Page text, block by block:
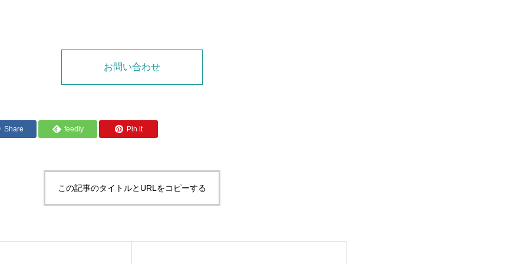
お問い合わせ
Share feedly Pin it
この記事のタイトルとURLをコピーする